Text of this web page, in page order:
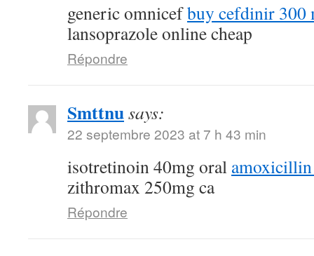
generic omnicefbuy cefdinir 300
lansoprazole online cheap
Répondre
Smttnusays:
22 septembre 2023 at 7 h 43 min
isotretinoin 40mg oral
zithromax 250mg ca
Répondre